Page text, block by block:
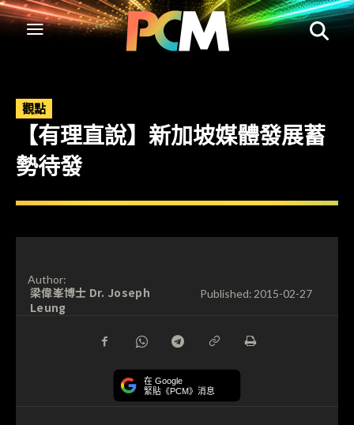
觀點
【有理直說】新加坡媒體發展蓄
勢待發
Author:
梁偉峯博士 Dr. Joseph
Leung
Published: 2015-02-27
在 Google
緊貼《PCM》消息